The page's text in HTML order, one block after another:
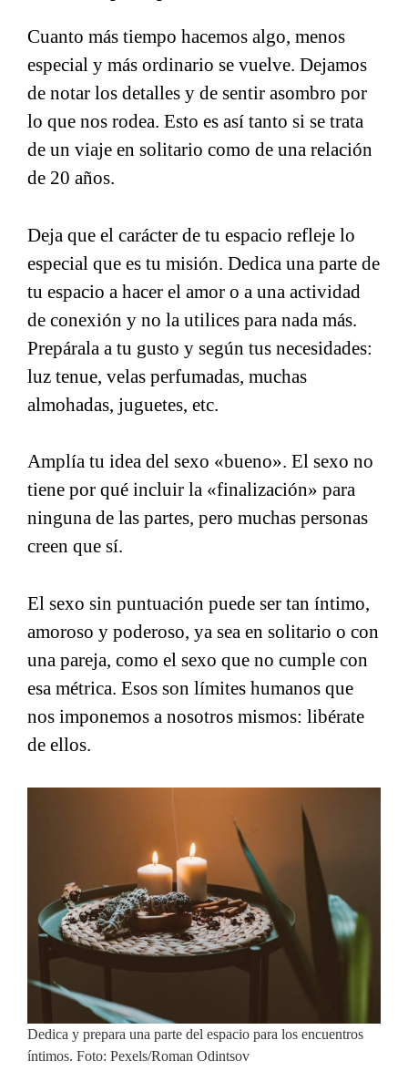
Cuanto más tiempo hacemos algo, menos
especial y más ordinario se vuelve. Dejamos
de notar los detalles y de sentir asombro por
lo que nos rodea. Esto es así tanto si se trata
de un viaje en solitario como de una relación
de 20 años.
Deja que el carácter de tu espacio refleje lo
especial que es tu misión. Dedica una parte de
tu espacio a hacer el amor o a una actividad
de conexión y no la utilices para nada más.
Prepárala a tu gusto y según tus necesidades:
luz tenue, velas perfumadas, muchas
almohadas, juguetes, etc.
Amplía tu idea del sexo «bueno». El sexo no
tiene por qué incluir la «finalización» para
ninguna de las partes, pero muchas personas
creen que sí.
El sexo sin puntuación puede ser tan íntimo,
amoroso y poderoso, ya sea en solitario o con
una pareja, como el sexo que no cumple con
esa métrica. Esos son límites humanos que
nos imponemos a nosotros mismos: libérate
de ellos.
Dedica y prepara una parte del espacio para los encuentros
íntimos. Foto: Pexels/Roman Odintsov